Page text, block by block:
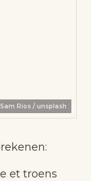
Sam Rios / unsplash
et troens